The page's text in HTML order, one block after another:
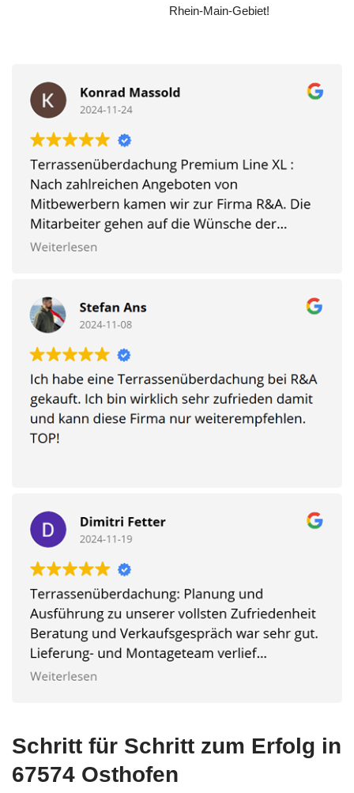
Rhein-Main-Gebiet!
Schritt für Schritt zum Erfolg in
67574 Osthofen